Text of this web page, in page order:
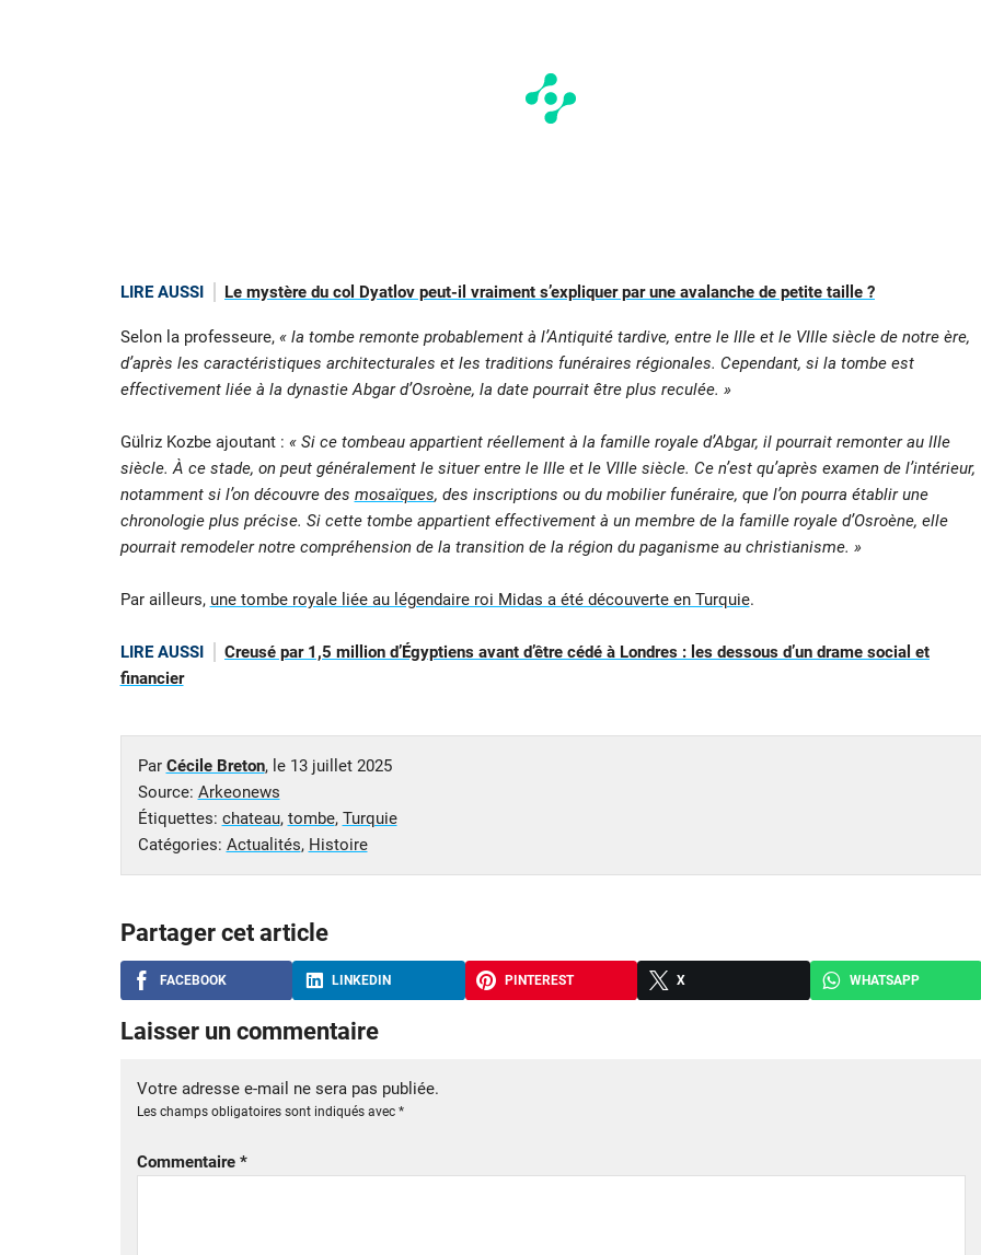
LIRE AUSSI Le mystère du col Dyatlov peut-il vraiment s’expliquer par une avalanche de petite taille ?
Selon la professeure, « la tombe remonte probablement à l’Antiquité tardive, entre le IIIe et le VIIIe siècle de notre ère,
d’après les caractéristiques architecturales et les traditions funéraires régionales. Cependant, si la tombe est
effectivement liée à la dynastie Abgar d’Osroène, la date pourrait être plus reculée. »
Gülriz Kozbe ajoutant : « Si ce tombeau appartient réellement à la famille royale d’Abgar, il pourrait remonter au IIIe
siècle. À ce stade, on peut généralement le situer entre le IIIe et le VIIIe siècle. Ce n’est qu’après examen de l’intérieur,
notamment si l’on découvre des mosaïques, des inscriptions ou du mobilier funéraire, que l’on pourra établir une
chronologie plus précise. Si cette tombe appartient effectivement à un membre de la famille royale d’Osroène, elle
pourrait remodeler notre compréhension de la transition de la région du paganisme au christianisme. »
Par ailleurs, une tombe royale liée au légendaire roi Midas a été découverte en Turquie.
LIRE AUSSI
Creusé par 1,5 million d’Égyptiens avant d’être cédé à Londres : les dessous d’un drame social et
financier
Par Cécile Breton, le 13 juillet 2025
Source: Arkeonews
Étiquettes: chateau, tombe, Turquie
Catégories: Actualités, Histoire
Partager cet article
FACEBOOK LINKEDIN PINTEREST X WHATSAPP
Laisser un commentaire
Votre adresse e-mail ne sera pas publiée.
Les champs obligatoires sont indiqués avec *
Commentaire *